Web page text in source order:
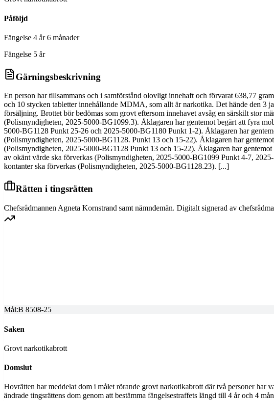
Påföljd
Fängelse 4 år 6 månader
Fängelse 5 år
Gärningsbeskrivning
En person har tillsammans och i samförstånd olovligt innehaft och förvarat 638,77
och 10 stycken tabletter innehållande MDMA, som allt är narkotika. Det hände den 3
försäljning. Brottet bör bedömas som grovt eftersom innehavet avsåg en särskilt stor
(Polismyndigheten, 2025-5000-BG1099.3). Åklagaren har gentemot begärt att fyra
5000-BG1128 Punkt 25-26 och 2025-5000-BG1180 Punkt 1-2). Åklagaren har
(Polismyndigheten, 2025-5000-BG1128. Punkt 13 och 15-22). Åklagaren har
(Polismyndigheten, 2025-5000-BG1128 Punkt 13 och 15-22). Åklagaren har
av okänt värde ska förverkas (Polismyndigheten, 2025-5000-BG1099 Punkt 4-7,
kontanter ska förverkas (Polismyndigheten, 2025-5000-BG1128.23). [...]
Rätten i tingsrätten
Chefsrådmannen Agneta Kornstrand samt nämndemän. Digitalt signerad av
Mål:B 8508-25
Saken
Grovt narkotikabrott
Domslut
Hovrätten har meddelat dom i målet rörande grovt narkotikabrott där två personer
ändrade tingsrättens dom genom att bestämma fängelsestraffets längd till 4 år och 4